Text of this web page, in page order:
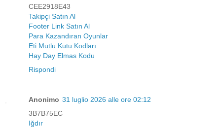
CEE2918E43
Takipçi Satın Al
Footer Link Satın Al
Para Kazandıran Oyunlar
Eti Mutlu Kutu Kodları
Hay Day Elmas Kodu
Rispondi
Anonimo 31 luglio 2026 alle ore 02:12
3B7B75EC
Iğdır